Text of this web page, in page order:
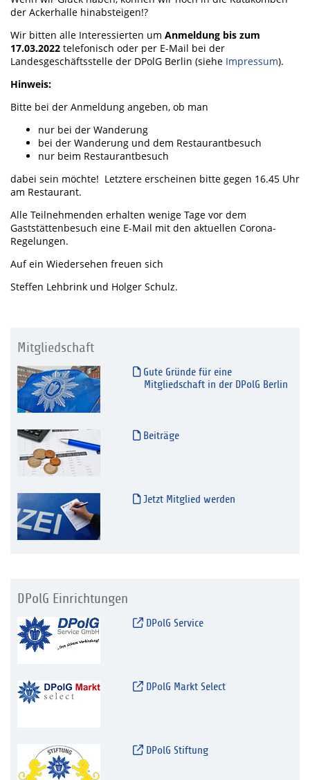
der Ackerhalle hinabsteigen!?
Wir bitten alle Interessierten um Anmeldung bis zum
17.03.2022 telefonisch oder per E-Mail bei der
Landesgeschäftsstelle der DPolG Berlin (siehe Impressum).
Hinweis:
Bitte bei der Anmeldung angeben, ob man
nur bei der Wanderung
bei der Wanderung und dem Restaurantbesuch
nur beim Restaurantbesuch
dabei sein möchte! Letztere erscheinen bitte gegen 16.45 Uhr
am Restaurant.
Alle Teilnehmenden erhalten wenige Tage vor dem
Gaststättenbesuch eine E-Mail mit den aktuellen Corona-
Regelungen.
Auf ein Wiedersehen freuen sich
Steffen Lehbrink und Holger Schulz.
Mitgliedschaft
Gute Gründe für eine
Mitgliedschaft in der DPolG Berlin
Beiträge
Jetzt Mitglied werden
DPolG Einrichtungen
DPolG Service
DPolG Markt Select
DPolG Stiftung